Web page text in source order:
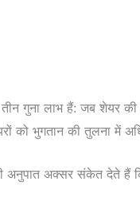
गुना लाभ हैं: जब शेयर
को भुगतान की तुलना में
अनुपात अक्सर संकेत देते हैं